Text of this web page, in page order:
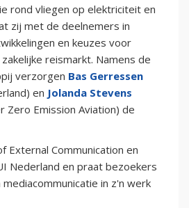
rond vliegen op elektriciteit en
zij met de deelnemers in
en keuzes voor
reismarkt. Namens de
verzorgen Bas Gerressen
en Jolanda Stevens
Zero Emission Aviation) de
External Communication en
Nederland en praat bezoekers
in z'n werk